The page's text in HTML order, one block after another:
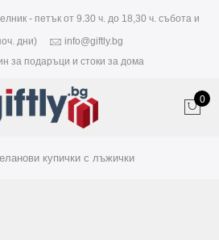
- петък от 9.30 ч. до 18,30 ч. събота и
дни)
info@giftly.bg
за подаръци и стоки за дома
0
купички с лъжички